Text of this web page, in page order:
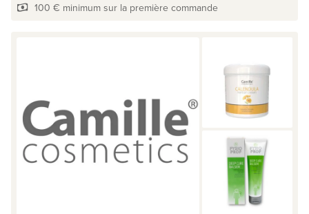
100 € minimum sur la première commande